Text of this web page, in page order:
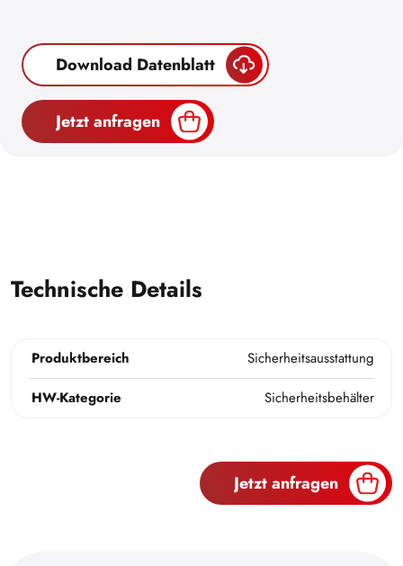
Download Datenblatt
Jetzt anfragen
Technische Details
Produktbereich
Sicherheitsausstattung
HW-Kategorie
Sicherheitsbehälter
Jetzt anfragen